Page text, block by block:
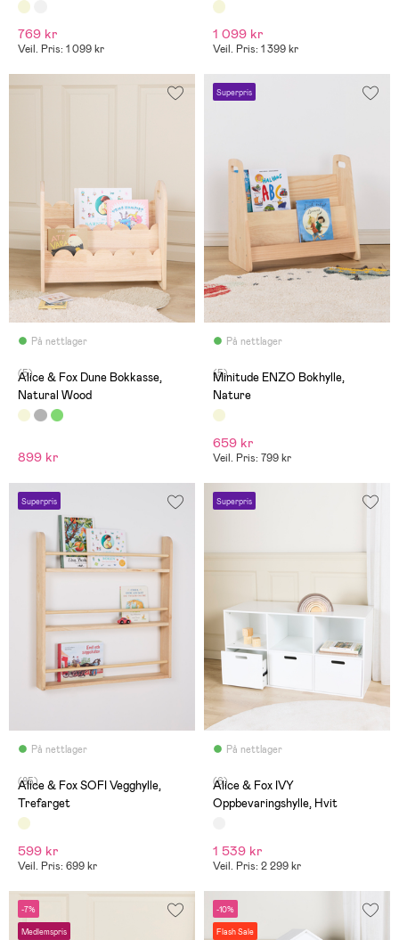
769 kr
Veil. Pris: 1 099 kr
Og som hun gråt... Ikke
verdt prisen. Typisk 'made in
1 099 kr
Veil. Pris: 1 399 kr
På nettlager
(5)
Alice & Fox Dune Bokkasse,
Natural Wood
899 kr
Superpris
På nettlager
(5)
Minitude ENZO Bokhylle,
Nature
659 kr
Veil. Pris: 799 kr
Superpris
På nettlager
(85)
Alice & Fox SOFI Vegghylle,
Trefarget
599 kr
Veil. Pris: 699 kr
Superpris
På nettlager
(6)
Alice & Fox IVY
Oppbevaringshylle, Hvit
1 539 kr
Veil. Pris: 2 299 kr
-7%
Medlemspris
-10%
Flash Sale